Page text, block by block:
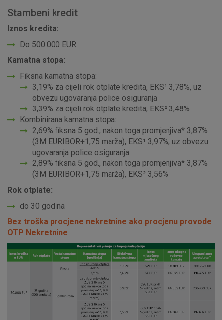
Stambeni kredit
Iznos kredita:
Do 500.000 EUR
Kamatna stopa:
Fiksna kamatna stopa:
3,19% za cijeli rok otplate kredita, EKS¹ 3,78%, uz
obvezu ugovaranja police osiguranja
3,39% za cijeli rok otplate kredita, EKS² 3,48%
Kombinirana kamatna stopa:
2,69% fiksna 5 god., nakon toga promjenjiva* 3,87%
(3M EURIBOR+1,75 marža), EKS¹ 3,97%, uz obvezu
ugovaranja police osiguranja
2,89% fiksna 5 god., nakon toga promjenjiva* 3,87%
(3M EURIBOR+1,75 marža), EKS² 3,56%
Rok otplate:
do 30 godina
Bez troška procjene nekretnine ako procjenu provode
OTP Nekretnine